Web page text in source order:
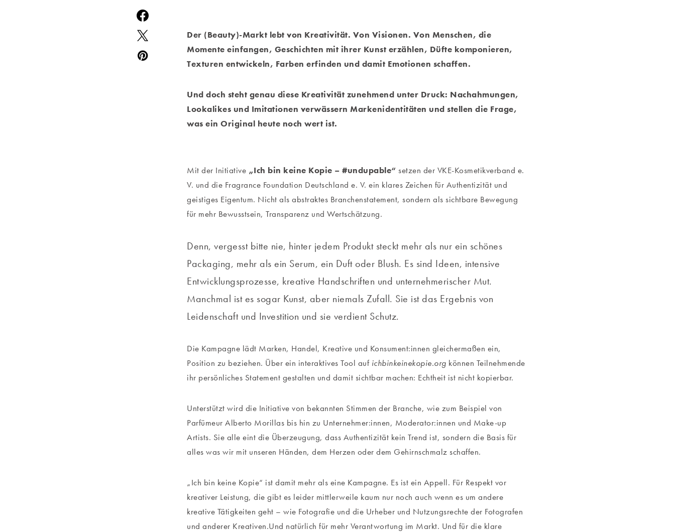
Der (Beauty)-Markt lebt von Kreativität. Von Visionen. Von Menschen, die
Momente einfangen, Geschichten mit ihrer Kunst erzählen, Düfte komponieren,
Texturen entwickeln, Farben erfinden und damit Emotionen schaffen.
Und doch steht genau diese Kreativität zunehmend unter Druck: Nachahmungen,
Lookalikes und Imitationen verwässern Markenidentitäten und stellen die Frage,
was ein Original heute noch wert ist.
Mit der Initiative „Ich bin keine Kopie – #undupable“ setzen der VKE-Kosmetikverband e.
V. und die Fragrance Foundation Deutschland e. V. ein klares Zeichen für Authentizität und
geistiges Eigentum. Nicht als abstraktes Branchenstatement, sondern als sichtbare Bewegung
für mehr Bewusstsein, Transparenz und Wertschätzung.
Denn, vergesst bitte nie, hinter jedem Produkt steckt mehr als nur ein schönes
Packaging, mehr als ein Serum, ein Duft oder Blush. Es sind Ideen, intensive
Entwicklungsprozesse, kreative Handschriften und unternehmerischer Mut.
Manchmal ist es sogar Kunst, aber niemals Zufall. Sie ist das Ergebnis von
Leidenschaft und Investition und sie verdient Schutz.
Die Kampagne lädt Marken, Handel, Kreative und Konsument:innen gleichermaßen ein,
Position zu beziehen. Über ein interaktives Tool auf ichbinkeinekopie.org können Teilnehmende
ihr persönliches Statement gestalten und damit sichtbar machen: Echtheit ist nicht kopierbar.
Unterstützt wird die Initiative von bekannten Stimmen der Branche, wie zum Beispiel von
Parfümeur Alberto Morillas bis hin zu Unternehmer:innen, Moderator:innen und Make-up
Artists. Sie alle eint die Überzeugung, dass Authentizität kein Trend ist, sondern die Basis für
alles was wir mit unseren Händen, dem Herzen oder dem Gehirnschmalz schaffen.
„Ich bin keine Kopie“ ist damit mehr als eine Kampagne. Es ist ein Appell. Für Respekt vor
kreativer Leistung, die gibt es leider mittlerweile kaum nur noch auch wenn es um andere
kreative Tätigkeiten geht – wie Fotografie und die Urheber und Nutzungsrechte der Fotografen
und anderer Kreativen.Und natürlich für mehr Verantwortung im Markt. Und für die klare